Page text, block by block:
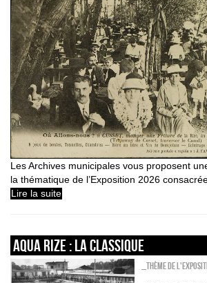
Les Archives municipales vous proposent
la thématique de l’Exposition 2026 consacrée
Lire la suite
Aqua Rize : la classique
_Thème de